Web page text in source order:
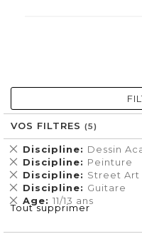
VOS FILTRES
Discipline Dessin
Supprimer
cet
Élément
Discipline Peinture
Supprimer
cet
Élément
Discipline Street Art
Supprimer
cet
Élément
Discipline Guitare
Supprimer
cet
Élément
Age 11/13 ans
Supprimer
cet
Tout supprimer